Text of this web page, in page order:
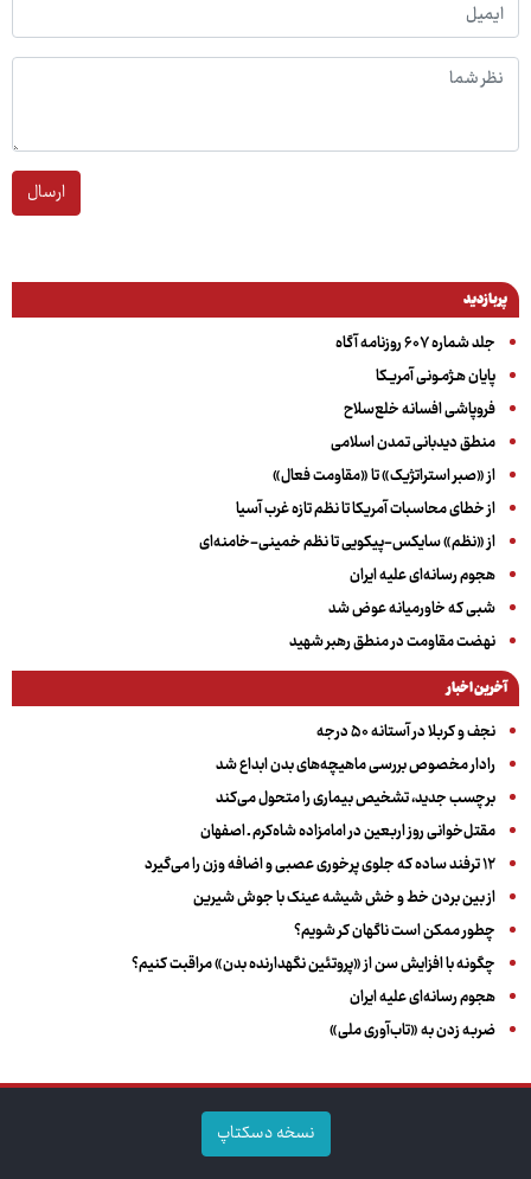
ارسال
پربازدید
جلد شماره ۶۰۷ روزنامه آگاه
پایان هـژمـونی آمریـکا
فروپاشی افسانه خلع‌سلاح
منطق دیدبانی تمدن اسلامی
از «صبر استراتژیک» تا «مقاومت فعال»
از خطای محاسبات آمریکا تا نظم تازه غرب آسیا
از «نظم» سایکس-پیکویی تا نظم خمینی-خامنه‌ای
هجوم رسانه‌ای علیه ایران
شبی که خاورمیانه عوض شد
نهضت مقاومت در منطق رهبر شهید
آخرین اخبار
نجف و کربلا در آستانه ۵۰ درجه
رادار مخصوص بررسی ماهیچه‌های بدن ابداع شد
برچسب جدید، تشخیص بیماری را متحول می‌کند
مقتل‌خوانی روز اربعین در امامزاده شاه‌کرم ـ اصفهان
۱۲ ترفند ساده که جلوی پرخوری عصبی و اضافه ‌وزن را می‌گیرد
از بین بردن خط و خش شیشه عینک با جوش شیرین
چطور ممکن است ناگهان کر شویم؟
چگونه با افزایش سن از «پروتئین نگهدارنده بدن» مراقبت کنیم؟
هجوم رسانه‌ای علیه ایران
ضربه زدن به «تاب‌آوری ملی»
نسخه دسکتاپ